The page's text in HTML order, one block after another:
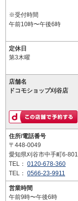
※受付時間
午前10時〜午後6時
定休日
第3木曜
店舗名
ドコモショップ刈谷店
住所/電話番号
〒448-0049
愛知県刈谷市中手町6-801
TEL： 0120-678-360
TEL： 0566-23-9911
営業時間
午前9時〜午後6時